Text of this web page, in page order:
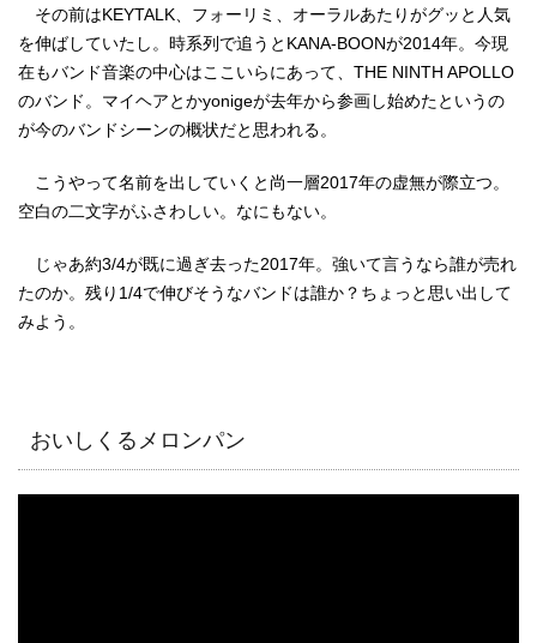
その前はKEYTALK、フォーリミ、オーラルあたりがグッと人気
を伸ばしていたし。時系列で追うとKANA-BOONが2014年。今現
在もバンド音楽の中心はここいらにあって、THE NINTH APOLLO
のバンド。マイヘアとかyonigeが去年から参画し始めたというの
が今のバンドシーンの概状だと思われる。
こうやって名前を出していくと尚一層2017年の虚無が際立つ。
空白の二文字がふさわしい。なにもない。
じゃあ約3/4が既に過ぎ去った2017年。強いて言うなら誰が売れ
たのか。残り1/4で伸びそうなバンドは誰か？ちょっと思い出して
みよう。
おいしくるメロンパン